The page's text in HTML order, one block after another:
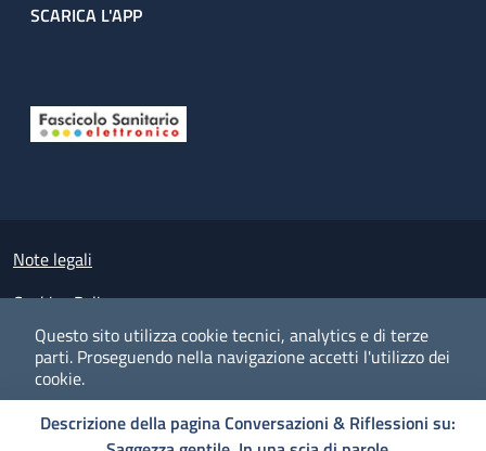
Questo sito utilizza cookie tecnici, analytics e di terze
parti. Proseguendo nella navigazione accetti l'utilizzo dei
cookie.
PREFERENZECOOKIESACCETTOI
Descrizione della pagina Conversazioni & Riflessioni su:
SCARICA L'APP
Small prints
Note legali
Cookies Policy
Policy privacy e protezione del dato personale
Albo pretorio on-line
Dichiarazione di accessibilità